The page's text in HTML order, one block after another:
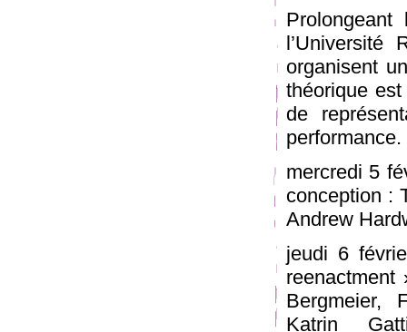
organisent
théorique
de
performance.
mercredi 5
conception :
Andrew
jeudi 6
Bergmeier,
Katrin